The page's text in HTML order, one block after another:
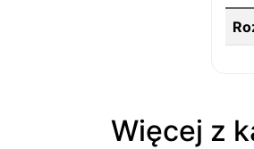
Więcej z